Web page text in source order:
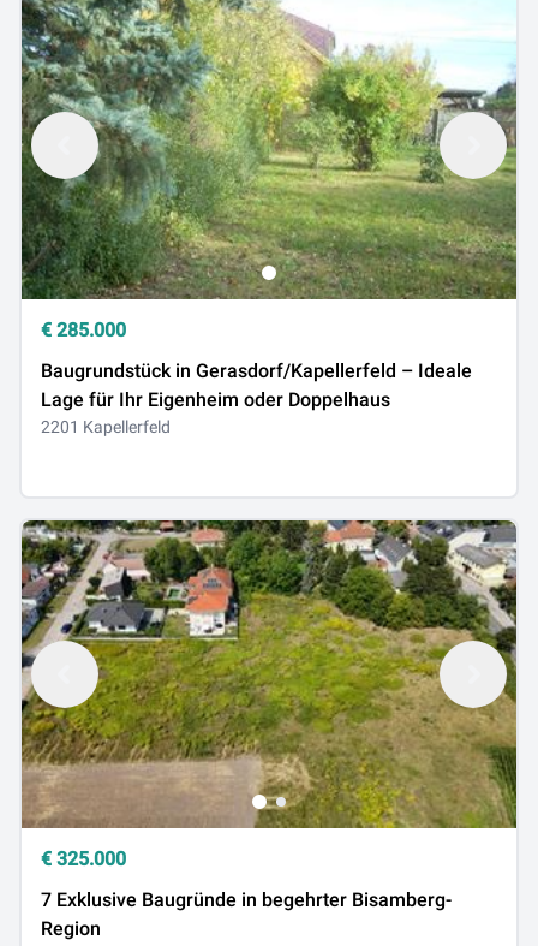
€ 285.000
Baugrundstück in Gerasdorf/Kapellerfeld – Ideale
Lage für Ihr Eigenheim oder Doppelhaus
2201 Kapellerfeld
€ 325.000
7 Exklusive Baugründe in begehrter Bisamberg-
Region